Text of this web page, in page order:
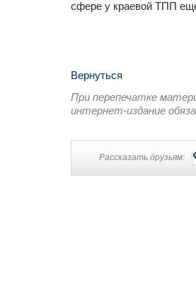
сфере у краевой ТПП
Вернуться
При перепечатке
интернет-издание
Рассказать друзьям: